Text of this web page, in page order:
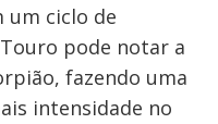
um ciclo de
pode notar a
fazendo uma
intensidade no